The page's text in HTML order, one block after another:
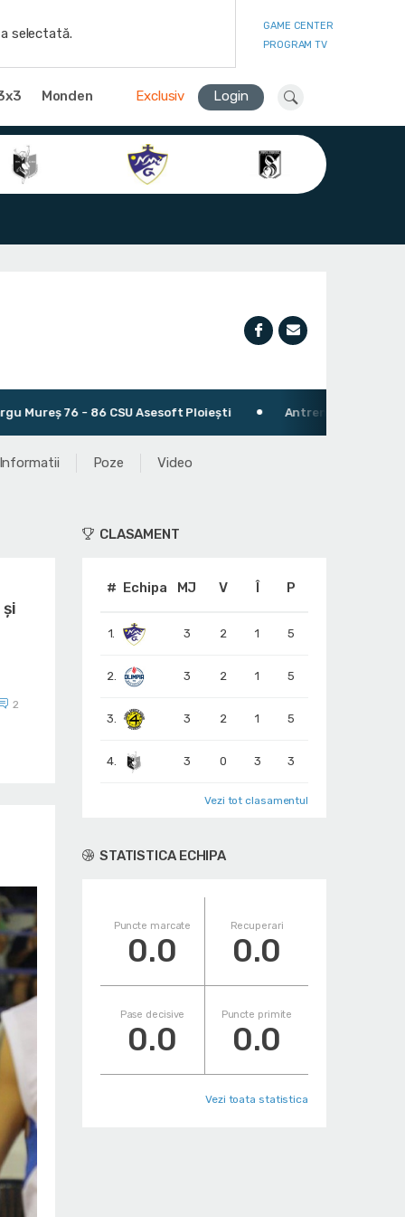
selectată.
GAME CENTER
PROGRAM TV
Monden Exclusiv Login
Asesoft Ploiești Antrenor: Vladimir Arnautovic
Poze Video
2
CLASAMENT
# Echipa MJ V Î P
1. 3 2 1 5
2. 3 2 1 5
3. 3 2 1 5
4. 3 0 3 3
Vezi tot clasamentul
STATISTICA ECHIPA
Puncte marcate
0.0
Recuperari
0.0
Pase decisive
0.0
Puncte primite
0.0
Vezi toata statistica